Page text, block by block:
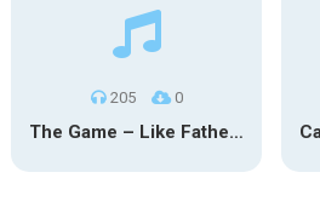
205 0
The Game – Like Father Like Daughter